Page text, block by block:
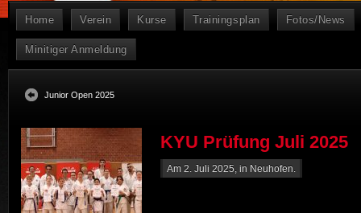
Home Verein Kurse Trainingsplan Fotos/News
Minitiger Anmeldung
Junior Open 2025
KYU Prüfung Juli 2025
Am 2. Juli 2025, in Neuhofen.